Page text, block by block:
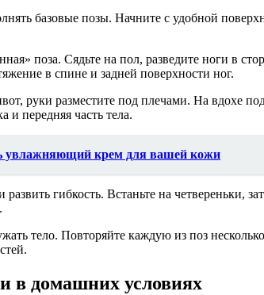
базовые позы. Начните с удобной
поза. Сядьте на пол, разведите ноги в
в спине и задней поверхности ног.
руки разместите под плечами. На вдохе
и передняя часть тела.
увлажняющий крем для вашей кожи
гибкость. Встаньте на четвереньки,
тело. Повторяйте каждую из поз
в домашних условиях